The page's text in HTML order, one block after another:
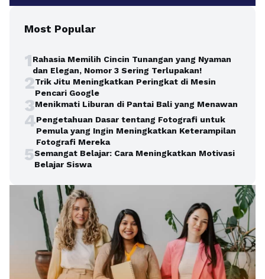
Most Popular
1Rahasia Memilih Cincin Tunangan yang Nyaman
dan Elegan, Nomor 3 Sering Terlupakan!
2Trik Jitu Meningkatkan Peringkat di Mesin
Pencari Google
3Menikmati Liburan di Pantai Bali yang Menawan
4Pengetahuan Dasar tentang Fotografi untuk
Pemula yang Ingin Meningkatkan Keterampilan
Fotografi Mereka
5Semangat Belajar: Cara Meningkatkan Motivasi
Belajar Siswa